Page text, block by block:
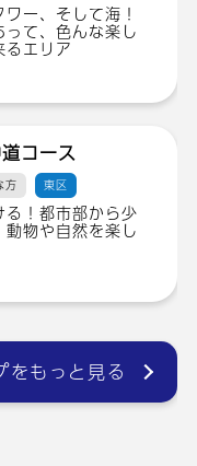
ワー、そして海！
って、色んな楽し
るエリア
コース
方 東区
る！都市部から少
動物や自然を楽し
をもっと見る